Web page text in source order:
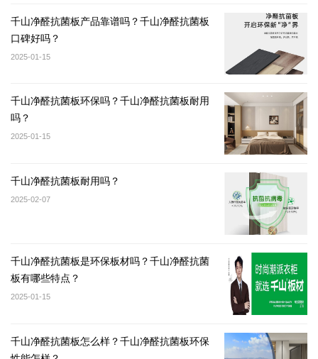
千山净醛抗菌板产品靠谱吗？千山净醛抗菌板
口碑好吗？
2025-01-15
千山净醛抗菌板环保吗？千山净醛抗菌板耐用
吗？
2025-01-15
千山净醛抗菌板耐用吗？
2025-02-07
千山净醛抗菌板是环保板材吗？千山净醛抗菌
板有哪些特点？
2025-01-15
千山净醛抗菌板怎么样？千山净醛抗菌板环保